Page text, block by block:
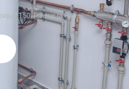
150l Rillieux la Pape